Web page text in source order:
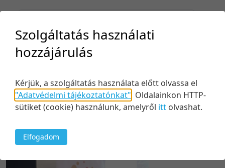
Keresés
Relevancia szerint
1 tétel
5 tétel/oldal
Szolgáltatás használati
hozzájárulás
Kérjük, a szolgáltatás használata előtt olvassa el
"Adatvédelmi tájékoztatónkat" Oldalainkon HTTP-
sütiket (cookie) használunk, amelyről itt olvashat.
Elfogadom